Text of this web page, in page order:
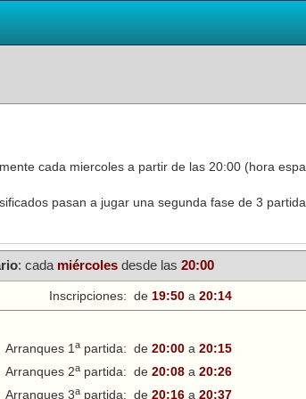
cada miercoles a partir de las 20:00 (hora
pasan a jugar una segunda fase de 3
: cada miércoles desde las20:00
Inscripciones: de 19:50 a 20:14
Arranques 1 a partida: de 20:00 a 20:15
Arranques 2a partida: de 20:08 a 20:26
Arranques 3a partida: de 20:16 a 20:37